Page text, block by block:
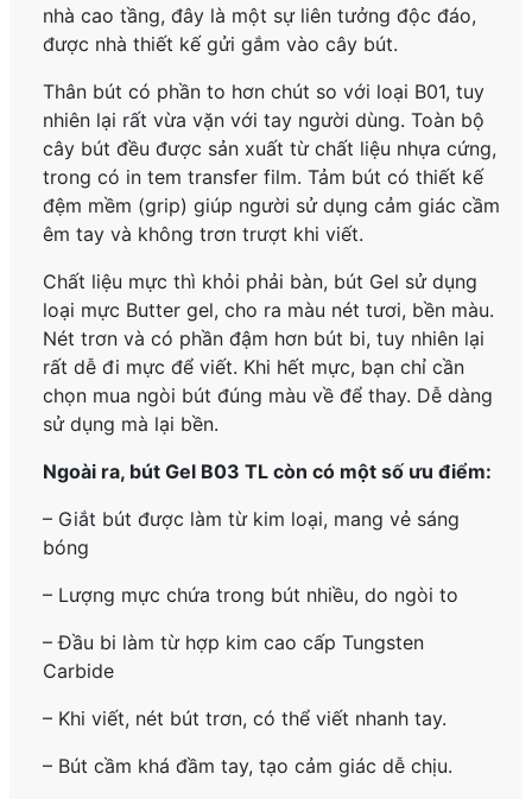
nhà cao tầng, đây là một sự liên tưởng độc đáo,
được nhà thiết kế gửi gắm vào cây bút.
Thân bút có phần to hơn chút so với loại B01, tuy
nhiên lại rất vừa vặn với tay người dùng. Toàn bộ
cây bút đều được sản xuất từ chất liệu nhựa cứng,
trong có in tem transfer film. Tảm bút có thiết kế
đệm mềm (grip) giúp người sử dụng cảm giác cầm
êm tay và không trơn trượt khi viết.
Chất liệu mực thì khỏi phải bàn, bút Gel sử dụng
loại mực Butter gel, cho ra màu nét tươi, bền màu.
Nét trơn và có phần đậm hơn bút bi, tuy nhiên lại
rất dễ đi mực để viết. Khi hết mực, bạn chỉ cần
chọn mua ngòi bút đúng màu về để thay. Dễ dàng
sử dụng mà lại bền.
Ngoài ra, bút Gel B03 TL còn có một số ưu điểm:
– Giắt bút được làm từ kim loại, mang vẻ sáng
bóng
– Lượng mực chứa trong bút nhiều, do ngòi to
– Đầu bi làm từ hợp kim cao cấp Tungsten
Carbide
– Khi viết, nét bút trơn, có thể viết nhanh tay.
– Bút cầm khá đầm tay, tạo cảm giác dễ chịu.